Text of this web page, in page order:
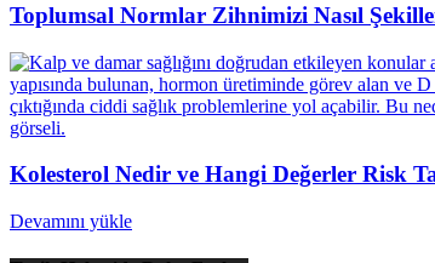
Toplumsal Normlar Zihnimizi Nasıl
Kolesterol Nedir ve Hangi Değerler Risk
Devamını yükle